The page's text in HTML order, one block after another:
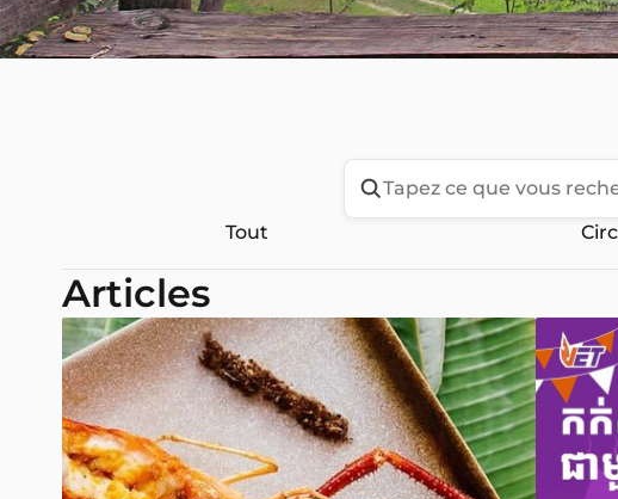
Tout
Articles